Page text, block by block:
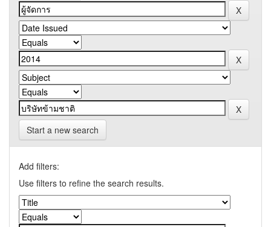
Start a new search
Add filters:
Use filters to refine the search results.